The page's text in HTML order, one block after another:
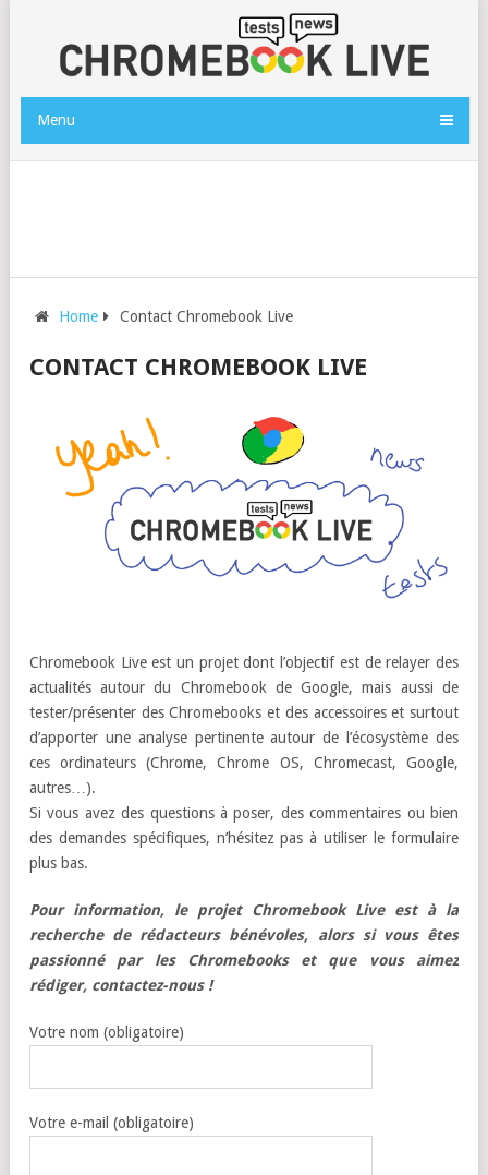
Menu
Home Contact Chromebook Live
CONTACT CHROMEBOOK LIVE
Chromebook Live est un projet dont l’objectif est de relayer des
actualités autour du Chromebook de Google, mais aussi de
tester/présenter des Chromebooks et des accessoires et surtout
d’apporter une analyse pertinente autour de l’écosystème des
ces ordinateurs (Chrome, Chrome OS, Chromecast, Google,
autres…).
Si vous avez des questions à poser, des commentaires ou bien
des demandes spécifiques, n’hésitez pas à utiliser le formulaire
plus bas.
Pour information, le projet Chromebook Live est à la
recherche de rédacteurs bénévoles, alors si vous êtes
passionné par les Chromebooks et que vous aimez
rédiger, contactez-nous !
Votre nom (obligatoire)
Votre e-mail (obligatoire)